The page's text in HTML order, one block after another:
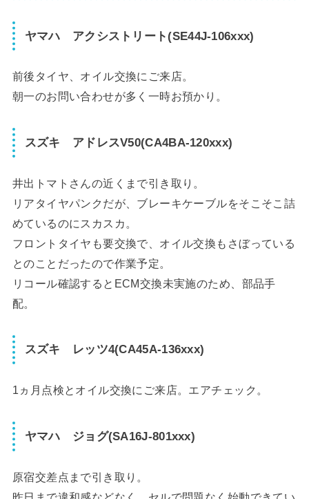
ヤマハ アクシストリート(SE44J-106xxx)
前後タイヤ、オイル交換にご来店。
朝一のお問い合わせが多く一時お預かり。
スズキ アドレスV50(CA4BA-120xxx)
井出トマトさんの近くまで引き取り。
リアタイヤパンクだが、ブレーキケーブルをそこそこ詰
めているのにスカスカ。
フロントタイヤも要交換で、オイル交換もさぼっている
とのことだったので作業予定。
リコール確認するとECM交換未実施のため、部品手
配。
スズキ レッツ4(CA45A-136xxx)
1ヵ月点検とオイル交換にご来店。エアチェック。
ヤマハ ジョグ(SA16J-801xxx)
原宿交差点まで引き取り。